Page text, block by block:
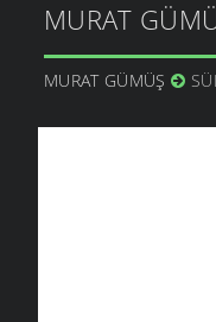
MURAT
MURAT GÜMÜŞ